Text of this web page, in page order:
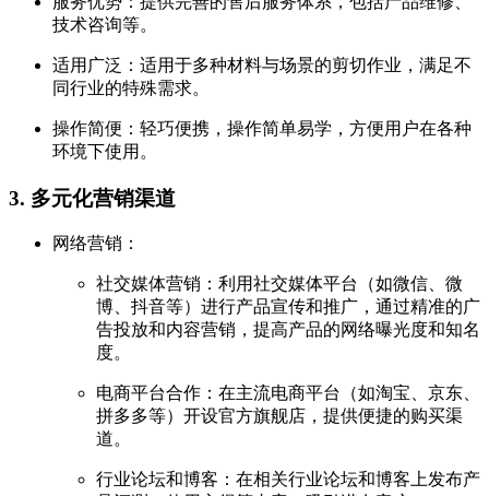
技术咨询等。
适用广泛：适用于多种材料与场景的剪切作业，满足不
同行业的特殊需求。
操作简便：轻巧便携，操作简单易学，方便用户在各种
环境下使用。
3. 多元化营销渠道
网络营销：
社交媒体营销：利用社交媒体平台（如微信、微
博、抖音等）进行产品宣传和推广，通过精准的广
告投放和内容营销，提高产品的网络曝光度和知名
度。
电商平台合作：在主流电商平台（如淘宝、京东、
拼多多等）开设官方旗舰店，提供便捷的购买渠
道。
行业论坛和博客：在相关行业论坛和博客上发布产